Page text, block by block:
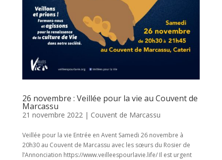
26 novembre : Veillée pour la vie au Couvent de
Marcassu
21 novembre 2022| Couvent de Marcassu
Veillée pour la vie Entrée en Avent Samedi 26 novembre à
20h30 au Couvent de Marcassu avec les sœurs du Rosier de
l’Annonciation https://www.veilleespourlavie.life/ Il est urgent